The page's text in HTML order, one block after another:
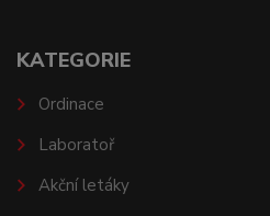
KATEGORIE
Ordinace
Laboratoř
Akční letáky